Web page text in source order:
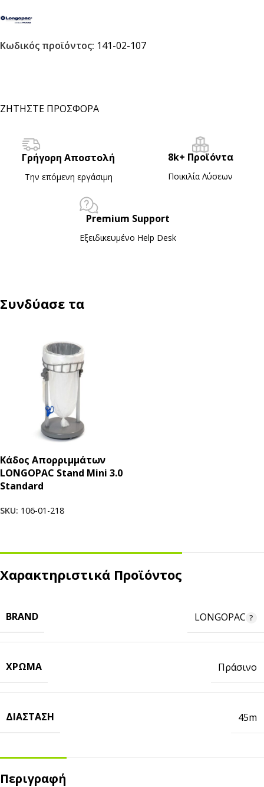
Κωδικός προϊόντος: 141-02-107
ΖΗΤΗΣΤΕ ΠΡΟΣΦΟΡΑ
Γρήγορη Αποστολή
Την επόμενη εργάσιμη
8k+ Προϊόντα
Ποικιλία Λύσεων
Premium Support
Εξειδικευμένο Ηelp Desk
Συνδύασε τα
Κάδος Απορριμμάτων
LONGOPAC Stand Mini 3.0
Standard
SKU: 106-01-218
Χαρακτηριστικά Προϊόντος
BRAND LONGOPAC
ΧΡΏΜΑ Πράσινο
ΔΙΆΣΤΑΣΗ 45m
Περιγραφή